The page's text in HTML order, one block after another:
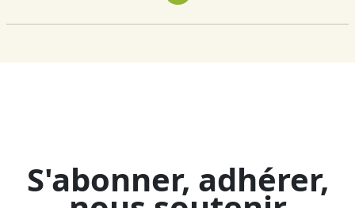
S'abonner, adhérer,